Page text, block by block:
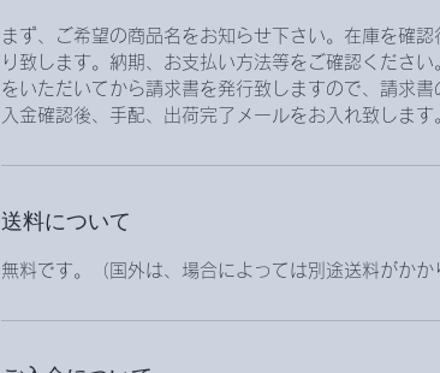
まず、ご希望の商品名をお知らせ下さい。在庫を確
り致します。納期、お支払い方法等をご確認くださ
をいただいてから請求書を発行致しますので、請求
入金確認後、手配、出荷完了メールをお入れ致します
送料について
無料です。（国外は、場合によっては別途送料がかか